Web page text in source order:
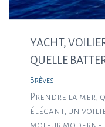
YACHT,
QUELLE
Brèves
Prendre la mer,
élégant, un
moteur